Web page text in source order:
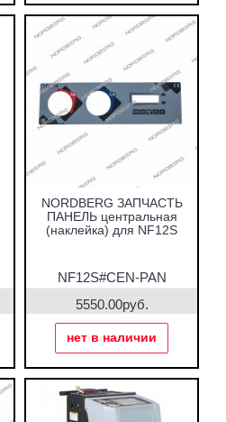
NORDBERG ЗАПЧАСТЬ
ПАНЕЛЬ центральная
(наклейка) для NF12S
NF12S#CEN-PAN
5550.00руб.
нет в наличии